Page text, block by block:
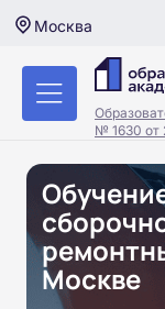
Москва
№ 1630 от
Москве